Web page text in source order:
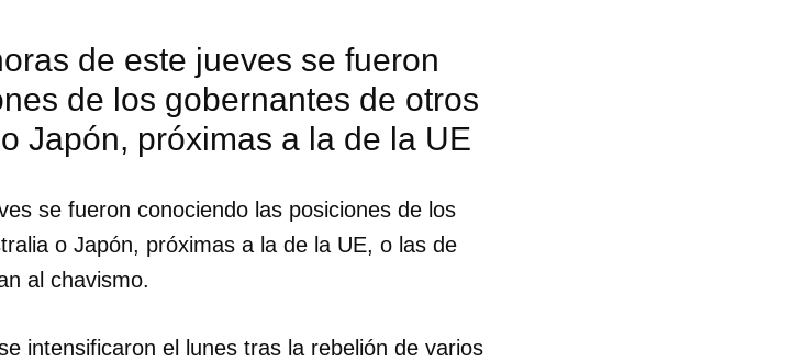
de este jueves se fueron
de los gobernantes de otros
Japón, próximas a la de la UE
se fueron conociendo las posiciones de los
o Japón, próximas a la de la UE, o las de
al chavismo.
intensificaron el lunes tras la rebelión de varios